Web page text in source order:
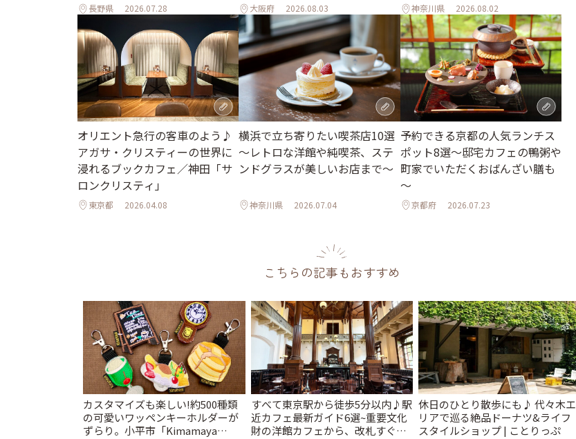
長野県 2026.07.28 大阪府 2026.08.03 神奈川県 2026.08.02
オリエント急行の客車のよう♪
アガサ・クリスティーの世界に
浸れるブックカフェ／神田「サ
ロンクリスティ」
東京都 2026.04.08
横浜で立ち寄りたい喫茶店10選
～レトロな洋館や純喫茶、ステ
ンドグラスが美しいお店まで～
神奈川県 2026.07.04
予約できる京都の人気ランチス
ポット8選～邸宅カフェの鴨粥や
町家でいただくおばんざい膳も
～
京都府 2026.07.23
こちらの記事もおすすめ
カスタマイズも楽しい!約500種類
の可愛いワッペンキーホルダーが
ずらり。小平市「Kimamaya
すべて東京駅から徒歩5分以内♪駅
近カフェ最新ガイド6選~重要文化
財の洋館カフェから、改札すぐの
休日のひとり散歩にも♪ 代々木エ
リアで巡る絶品ドーナツ&ライフ
スタイルショップ | ことりっぷ